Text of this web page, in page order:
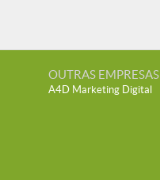
OUTRAS EMPRESAS
A4D Marketing Digital